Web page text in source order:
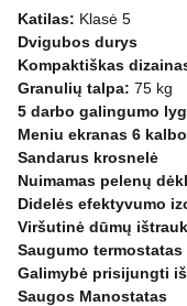
Katilas: Klasė 5
Dvigubos durys
Kompaktiškas
Granulių talpa: 75 kg
5 darbo galingumo
Meniu ekranas 6
Sandarus krosnelė
Nuimamas pelenų
Didelės efektyvumo
Viršutinė dūmų
Saugumo termostatas
Galimybė prisijungti
Saugos Manostatas